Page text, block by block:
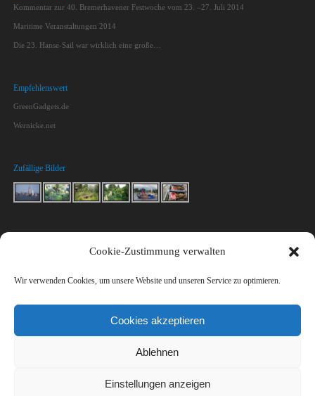
Cookie-Zustimmung verwalten
Wir verwenden Cookies, um unsere Website und unseren Service zu optimieren.
Cookies akzeptieren
Ablehnen
Einstellungen anzeigen
Kommentar zur 40. Bremerhavener Festwoche vom 23. –27. Juli 2014
Maritime Veranstaltungen 2014
Die 23. Hanse-Sail war wirklich eine große…
Empfehlenswert
GreenGadgets.de
Wernicke.net
Zufällige Bilder
Impressum & Datenschutz
Meereswellen.de| Präsentiert vonMantra&